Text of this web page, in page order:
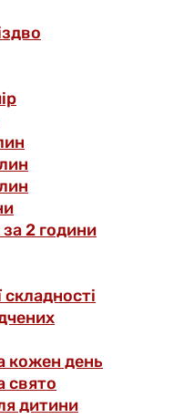
2 години
кожен день
свято
дитини